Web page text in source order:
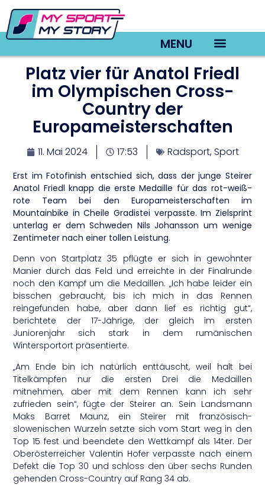
MENU
Platz vier für Anatol Friedl
im Olympischen Cross-
Country der
Europameisterschaften
11. Mai 2024 17:53 Radsport,Sport
Erst im Fotofinish entschied sich, dass der junge Steirer
Anatol Friedl knapp die erste Medaille für das rot-weiß-
rote Team bei den Europameisterschaften im
Mountainbike in Cheile Gradistei verpasste. Im Zielsprint
unterlag er dem Schweden Nils Johansson um wenige
Zentimeter nach einer tollen Leistung.
Denn von Startplatz 35 pflügte er sich in gewohnter
Manier durch das Feld und erreichte in der Finalrunde
noch den Kampf um die Medaillen. „Ich habe leider ein
bisschen gebraucht, bis ich mich in das Rennen
reingefunden habe, aber dann lief es richtig gut“,
berichtete der 17-Jährige, der gleich im ersten
Juniorenjahr sich stark in dem rumänischen
Wintersportort präsentierte.
„Am Ende bin ich natürlich enttäuscht, weil halt bei
Titelkämpfen nur die ersten Drei die Medaillen
mitnehmen, aber mit dem Rennen kann ich sehr
zufrieden sein“, fügte der Steirer an. Sein Landsmann
Maks Barret Maunz, ein Steirer mit französisch-
slowenischen Wurzeln setzte sich vom Start weg in den
Top 15 fest und beendete den Wettkampf als 14ter. Der
Oberösterreicher Valentin Hofer verpasste nach einem
Defekt die Top 30 und schloss den über sechs Runden
gehenden Cross-Country auf Rang 34 ab.